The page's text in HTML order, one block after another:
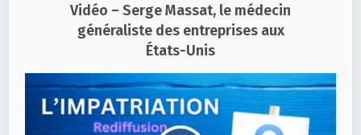
Vidéo – Serge Massat, le médecin
généraliste des entreprises aux
États-Unis